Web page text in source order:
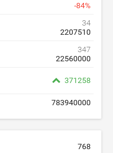
-84%
34
2207510
347
22560000
371258
783940000
768